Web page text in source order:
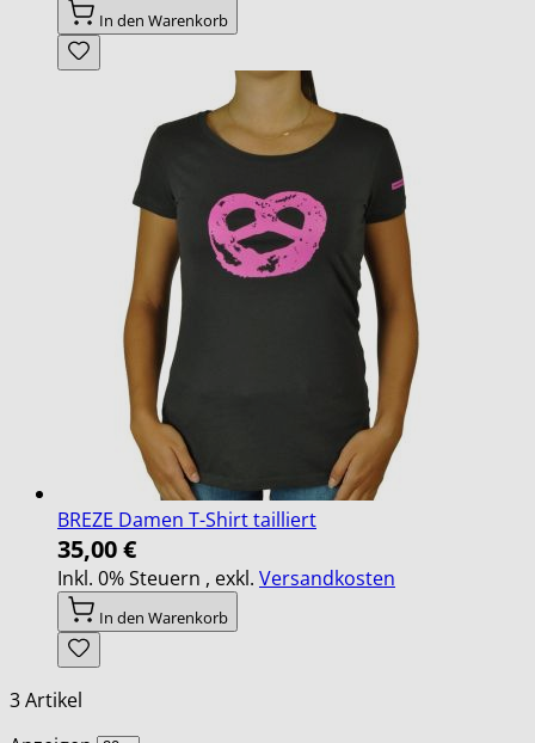
In den Warenkorb
BREZE Damen T-Shirt tailliert
35,00 €
Inkl. 0% Steuern , exkl. Versandkosten
In den Warenkorb
3Artikel